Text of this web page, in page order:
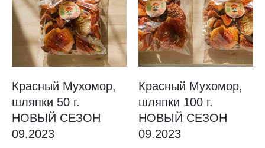
Красный Мухомор,
шляпки 50 г.
НОВЫЙ СЕЗОН
09.2023
Красный Мухомор,
шляпки 100 г.
НОВЫЙ СЕЗОН
09.2023